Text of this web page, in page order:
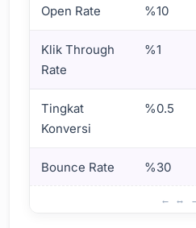
Open Rate %10
Klik Through
Rate
%1
Tingkat
Konversi
%0.5
Bounce Rate %30